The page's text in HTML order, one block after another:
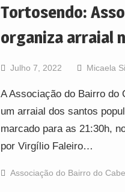
Tortosendo:
organiza arraial
Julho 7, 2022 Micaela
A Associação do Bairro do
um arraial dos santos
marcado para as 21:30h,
por Virgílio Faleiro…
Associação do Bairro do